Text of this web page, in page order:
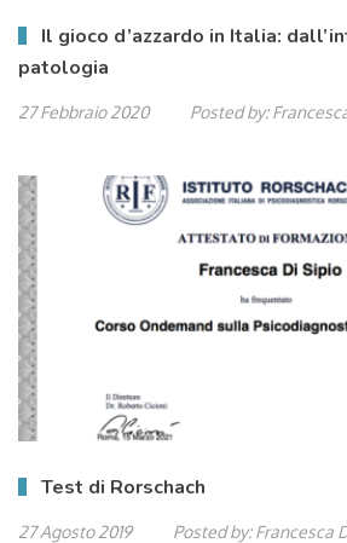
Il gioco d’azzardo in Italia:
patologia
27 Febbraio 2020 Posted by:
Test di Rorschach
27 Agosto 2019 Posted by: Francesca